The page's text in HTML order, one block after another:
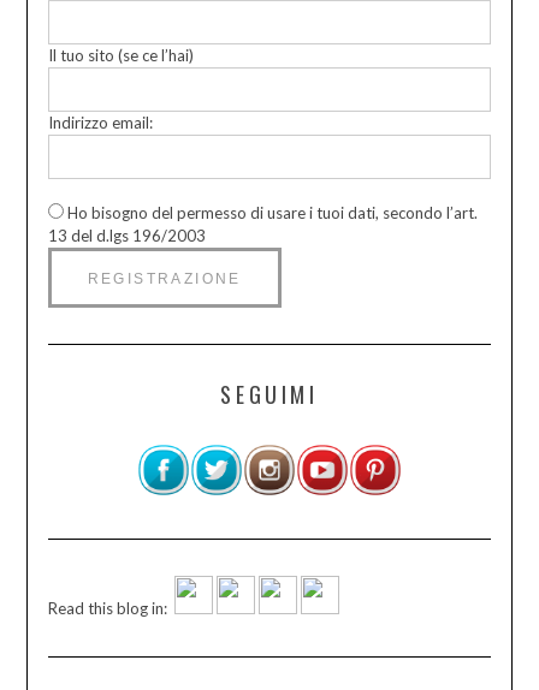
Il tuo sito (se ce l’hai)
Indirizzo email:
Ho bisogno del permesso di usare i tuoi dati, secondo l’art.
13 del d.lgs 196/2003
SEGUIMI
Read this blog in: